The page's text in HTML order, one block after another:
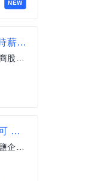
NEW
【すき家 SUKIYA】★時薪250元起(含全勤)★ 微風南山店
すき家、はま寿司_台灣善商股份有限公司
月薪40000元起 無經驗可 南港店-正職人員
少點鹽健康餐盒專賣_少點鹽企業社